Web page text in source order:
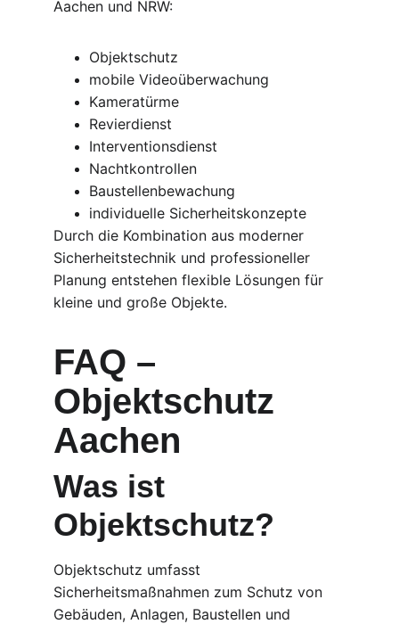
Aachen und NRW:
Objektschutz
mobile Videoüberwachung
Kameratürme
Revierdienst
Interventionsdienst
Nachtkontrollen
Baustellenbewachung
individuelle Sicherheitskonzepte
Durch die Kombination aus moderner
Sicherheitstechnik und professioneller
Planung entstehen flexible Lösungen für
kleine und große Objekte.
FAQ –
Objektschutz
Aachen
Was ist
Objektschutz?
Objektschutz umfasst
Sicherheitsmaßnahmen zum Schutz von
Gebäuden, Anlagen, Baustellen und